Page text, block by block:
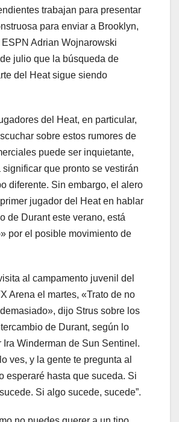
trabajan para presentar
para enviar a Brooklyn,
Adrian Wojnarowski
julio que la búsqueda de
del Heat sigue siendo
del Heat, en particular,
sobre estos rumores de
puede ser inquietante,
que pronto se vestirán
diferente. Sin embargo, el alero
jugador del Heat en hablar
de Durant este verano, está
por el posible movimiento de
al campamento juvenil del
Arena el martes, «Trato de no
dijo Strus sobre los
de Durant, según lo
Ira Winderman de Sun Sentinel.
ves, y la gente te pregunta al
esperaré hasta que suceda. Si
Si algo sucede, sucede”.